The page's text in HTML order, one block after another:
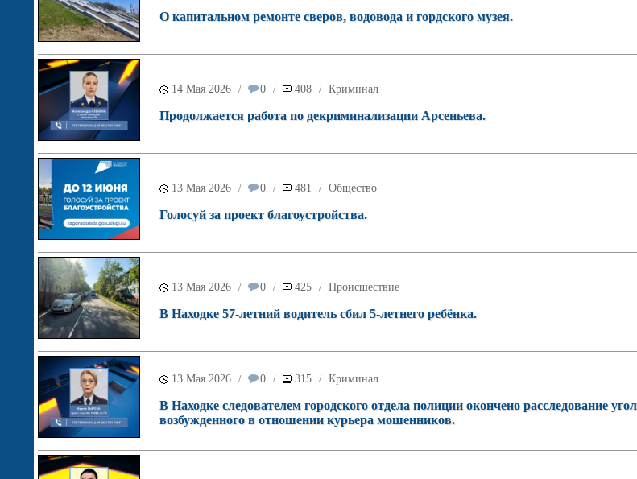
О капитальном ремонте сверов, водовода и гордского музея.
14 Мая 2026 / 0 / 408 / Криминал
Продолжается работа по декриминализации Арсеньева.
13 Мая 2026 / 0 / 481 / Общество
Голосуй за проект благоустройства.
13 Мая 2026 / 0 / 425 / Происшествие
В Находке 57-летний водитель сбил 5-летнего ребёнка.
13 Мая 2026 / 0 / 315 / Криминал
В Находке следователем городского отдела полиции окончено расследование
возбужденного в отношении курьера мошенников.